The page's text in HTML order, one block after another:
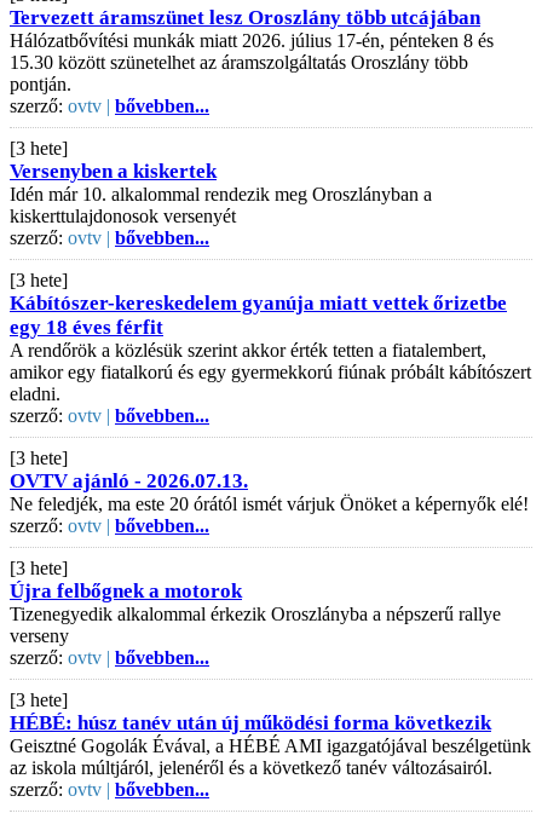
Tervezett áramszünet lesz Oroszlány több utcájában
Hálózatbővítési munkák miatt 2026. július 17-én, pénteken 8 és
15.30 között szünetelhet az áramszolgáltatás Oroszlány több
pontján.
szerző: ovtv | bővebben...
[3 hete]
Versenyben a kiskertek
Idén már 10. alkalommal rendezik meg Oroszlányban a
kiskerttulajdonosok versenyét
szerző: ovtv | bővebben...
[3 hete]
Kábítószer-kereskedelem gyanúja miatt vettek őrizetbe
egy 18 éves férfit
A rendőrök a közlésük szerint akkor érték tetten a fiatalembert,
amikor egy fiatalkorú és egy gyermekkorú fiúnak próbált kábítószert
eladni.
szerző: ovtv | bővebben...
[3 hete]
OVTV ajánló - 2026.07.13.
Ne feledjék, ma este 20 órától ismét várjuk Önöket a képernyők elé!
szerző: ovtv | bővebben...
[3 hete]
Újra felbőgnek a motorok
Tizenegyedik alkalommal érkezik Oroszlányba a népszerű rallye
verseny
szerző: ovtv | bővebben...
[3 hete]
HÉBÉ: húsz tanév után új működési forma következik
Geisztné Gogolák Évával, a HÉBÉ AMI igazgatójával beszélgetünk
az iskola múltjáról, jelenéről és a következő tanév változásairól.
szerző: ovtv | bővebben...